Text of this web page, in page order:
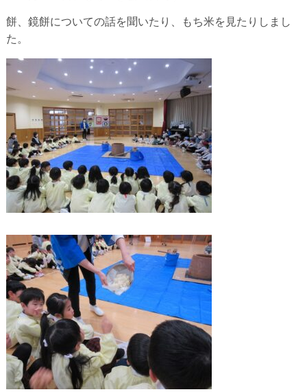
餅、鏡餅についての話を聞いたり、もち米を見たりしまし
た。